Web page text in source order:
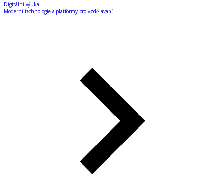
Digitální výuka
Moderní technologie a platformy pro vzdělávání